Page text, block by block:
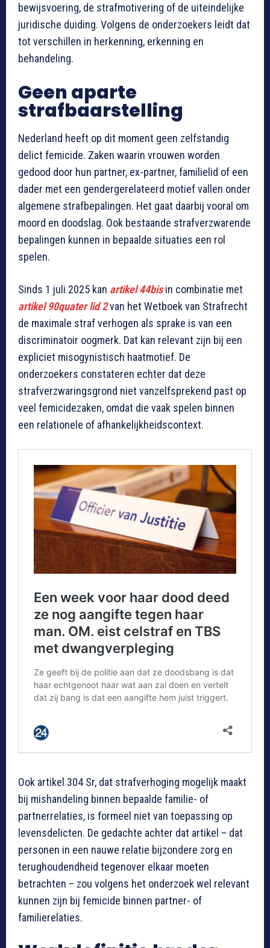
bewijsvoering, de strafmotivering of de uiteindelijke
juridische duiding. Volgens de onderzoekers leidt dat
tot verschillen in herkenning, erkenning en
behandeling.
Geen aparte
strafbaarstelling
Nederland heeft op dit moment geen zelfstandig
delict femicide. Zaken waarin vrouwen worden
gedood door hun partner, ex-partner, familielid of een
dader met een gendergerelateerd motief vallen onder
algemene strafbepalingen. Het gaat daarbij vooral om
moord en doodslag. Ook bestaande strafverzwarende
bepalingen kunnen in bepaalde situaties een rol
spelen.
Sinds 1 juli 2025 kan artikel 44bisin combinatie met
artikel 90quater lid 2van het Wetboek van Strafrecht
de maximale straf verhogen als sprake is van een
discriminatoir oogmerk. Dat kan relevant zijn bij een
expliciet misogynistisch haatmotief. De
onderzoekers constateren echter dat deze
strafverzwaringsgrond niet vanzelfsprekend past op
veel femicidezaken, omdat die vaak spelen binnen
een relationele of afhankelijkheidscontext.
Ook artikel 304 Sr, dat strafverhoging mogelijk maakt
bij mishandeling binnen bepaalde familie- of
partnerrelaties, is formeel niet van toepassing op
levensdelicten. De gedachte achter dat artikel – dat
personen in een nauwe relatie bijzondere zorg en
terughoudendheid tegenover elkaar moeten
betrachten – zou volgens het onderzoek wel relevant
kunnen zijn bij femicide binnen partner- of
familierelaties.